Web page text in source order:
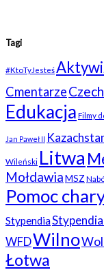
Tagi
#KtoTyJesteś
Cmentarze
Edukacja Filmy
Jan Paweł II
Wileński Litwa
MołdawiaMSZ
Pomoc
Stypendia
WFDWilno
Łotwa